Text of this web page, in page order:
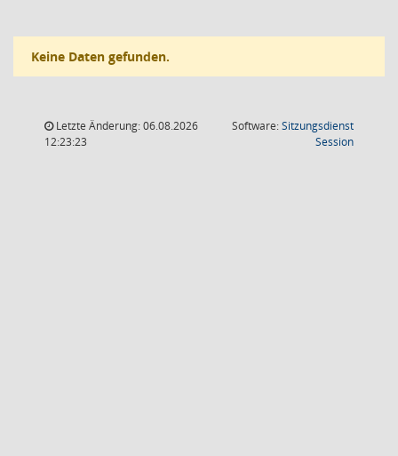
Keine Daten gefunden.
Letzte Änderung: 06.08.2026
12:23:23
Software:Sitzungsdienst
Session(Wird in